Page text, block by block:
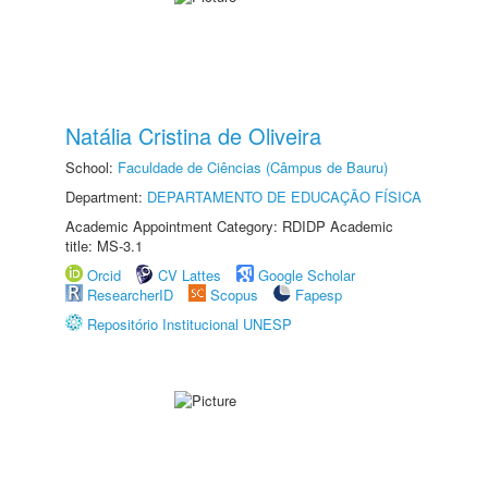
Natália Cristina de Oliveira
School: Faculdade de Ciências (Câmpus de Bauru)
Department: DEPARTAMENTO DE EDUCAÇÃO FÍSICA
Academic Appointment Category: RDIDP Academic
title: MS-3.1
Orcid
CV Lattes
Google Scholar
ResearcherID
Scopus
Fapesp
Repositório Institucional UNESP